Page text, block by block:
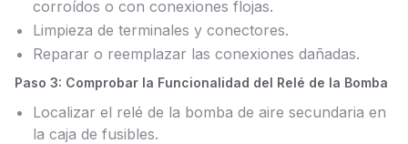
corroídos o con conexiones flojas.
Limpieza de terminales y conectores.
Reparar o reemplazar las conexiones dañadas.
Paso 3: Comprobar la Funcionalidad del Relé de la Bomba
Localizar el relé de la bomba de aire secundaria en
la caja de fusibles.